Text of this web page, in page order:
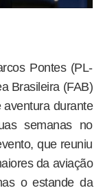
Pontes (PL-
Brasileira (FAB)
durante
semanas no
que reuniu
da aviação
o estande da